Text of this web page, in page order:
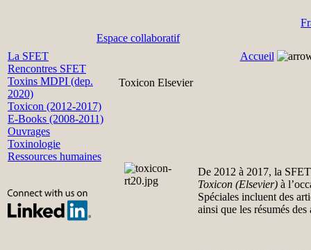
Espace collaboratif
La SFET
Rencontres SFET
Toxins MDPI (dep.
2020)
Toxicon (2012-2017)
E-Books (2008-2011)
Ouvrages
Toxinologie
Ressources humaines
Accueil
Toxicon Elsevier
De 2012 à 2017, la
Toxicon (Elsevier) à
Spéciales incluent des
ainsi que les résumés